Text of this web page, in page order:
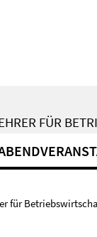
FÜR
für